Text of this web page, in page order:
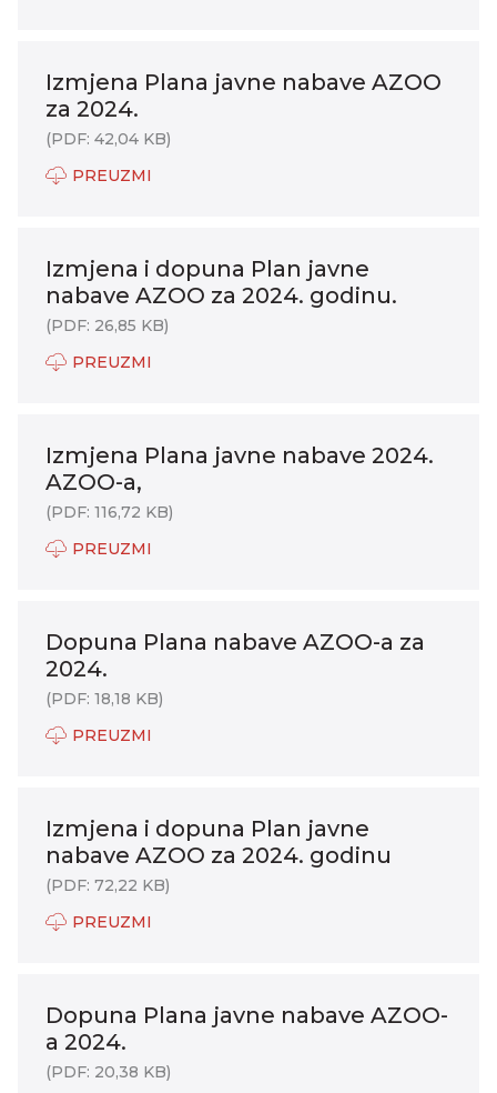
Izmjena Plana javne nabave AZOO
za 2024.
(PDF: 42,04 KB)
PREUZMI
Izmjena i dopuna Plan javne
nabave AZOO za 2024. godinu.
(PDF: 26,85 KB)
PREUZMI
Izmjena Plana javne nabave 2024.
AZOO-a,
(PDF: 116,72 KB)
PREUZMI
Dopuna Plana nabave AZOO-a za
2024.
(PDF: 18,18 KB)
PREUZMI
Izmjena i dopuna Plan javne
nabave AZOO za 2024. godinu
(PDF: 72,22 KB)
PREUZMI
Dopuna Plana javne nabave AZOO-
a 2024.
(PDF: 20,38 KB)